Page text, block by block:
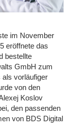
im November
eröffnete das
bestellte
GmbH zum
als vorläufiger
von den
Koslov
den passenden
von BDS Digital